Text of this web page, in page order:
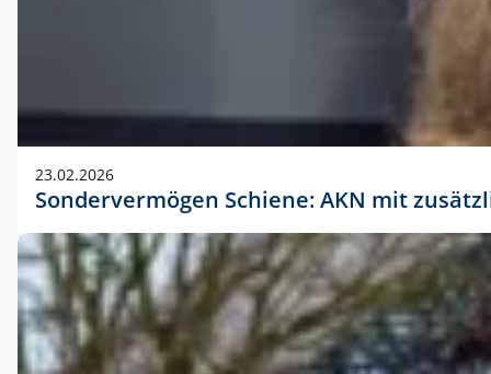
23.02.2026
Sondervermögen Schiene: AKN mit